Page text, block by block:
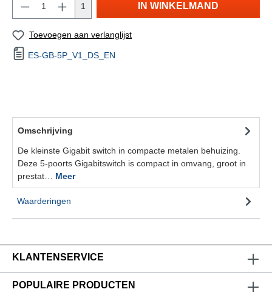
1 IN WINKELMAND
Toevoegen aan verlanglijst
ES-GB-5P_V1_DS_EN
Omschrijving
De kleinste Gigabit switch in compacte metalen behuizing.
Deze 5-poorts Gigabitswitch is compact in omvang, groot in
prestat… Meer
Waarderingen
KLANTENSERVICE
POPULAIRE PRODUCTEN